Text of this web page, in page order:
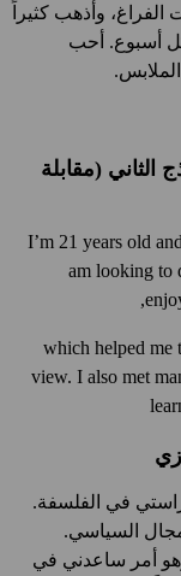
وأذهب كثيراً
أسبوع. أحب
(مقابلة
I’m 21 years old
am looking
which helped
view. I also met
دراستي في الفلسفة.
السياسي.
أمر ساعدني في